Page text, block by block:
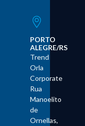
PORTO
ALEGRE/RS
Trend
Orla
Corporate
Rua
Manoelito
de
Ornellas,